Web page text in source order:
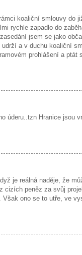
koaliční smlouvy do
rychle zapadlo do
jsem se jako
a v duchu koaliční
prohlášení a ptát
úderu..tzn Hranice jsou
je reálná naděje, že
cizích peněz za svůj
ono se to utře, ve